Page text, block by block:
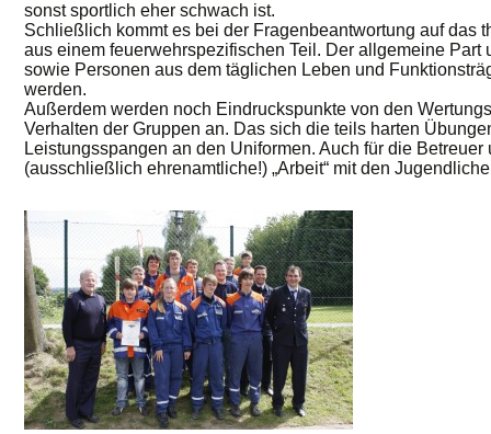
sonst sportlich eher schwach ist.
Schließlich kommt es bei der Fragenbeantwortung auf das
aus einem feuerwehrspezifischen Teil. Der allgemeine
sowie Personen aus dem täglichen Leben und
werden.
Außerdem werden noch Eindruckspunkte von den
Verhalten der Gruppen an. Das sich die teils harten
Leistungsspangen an den Uniformen. Auch für die
(ausschließlich ehrenamtliche!) „Arbeit“ mit den